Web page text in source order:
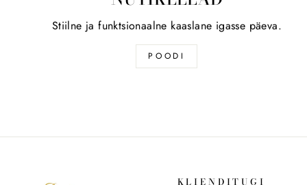
Stiilne ja funktsionaalne kaaslane igasse päeva.
POODI
KLIENDITUGI